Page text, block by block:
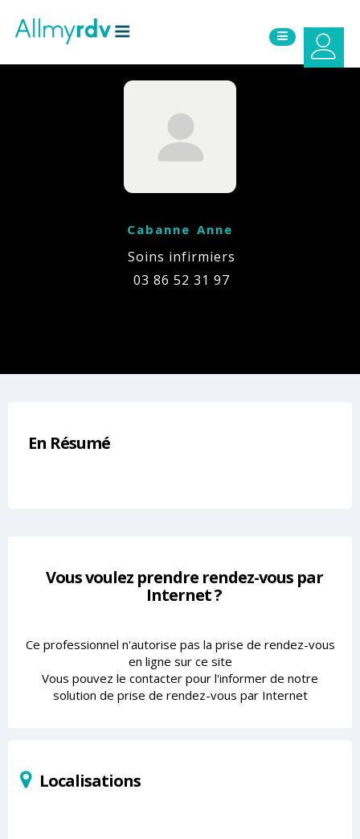
Cabanne Anne
Soins infirmiers
03 86 52 31 97
En Résumé
Vous voulez prendre rendez-vous par
Internet ?
Ce professionnel n'autorise pas la prise de rendez-vous
en ligne sur ce site
Vous pouvez le contacter pour l'informer de notre
solution de prise de rendez-vous par Internet
Localisations